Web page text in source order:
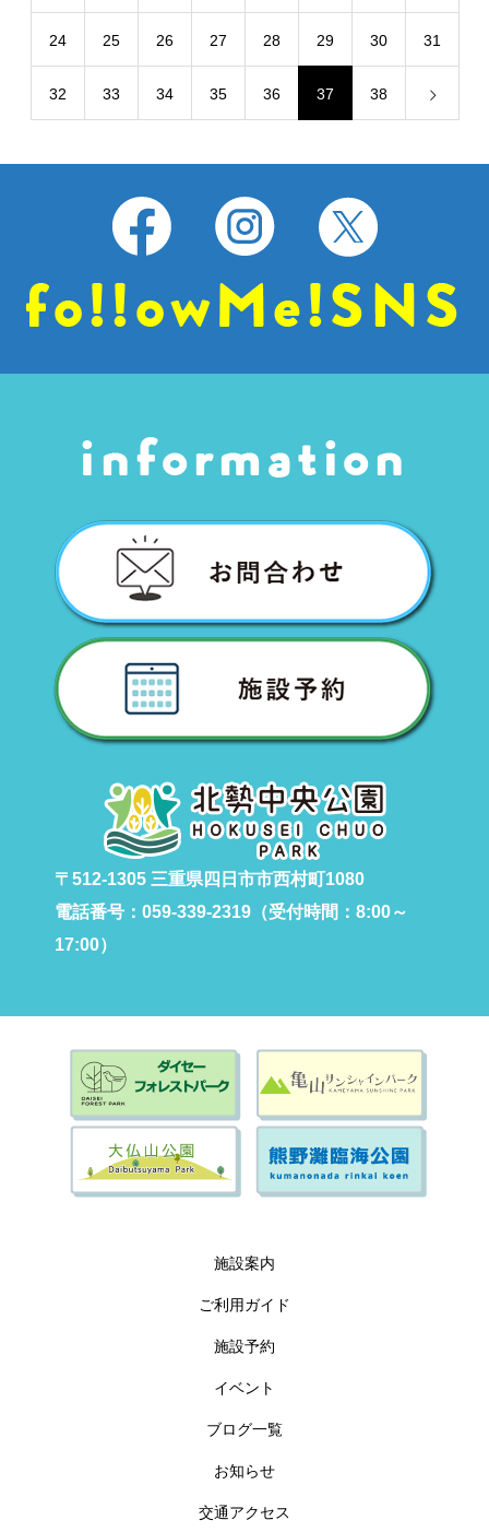
24 25 26 27 28 29 30 31
32 33 34 35 36 37 38
〒512-1305 三重県四日市市西村町1080
電話番号：059-339-2319（受付時間：8:00～
17:00）
施設案内
ご利用ガイド
施設予約
イベント
ブログ一覧
お知らせ
交通アクセス